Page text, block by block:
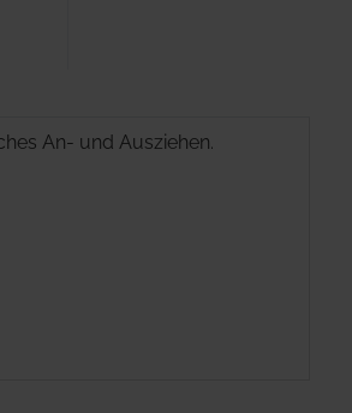
An- und Ausziehen.